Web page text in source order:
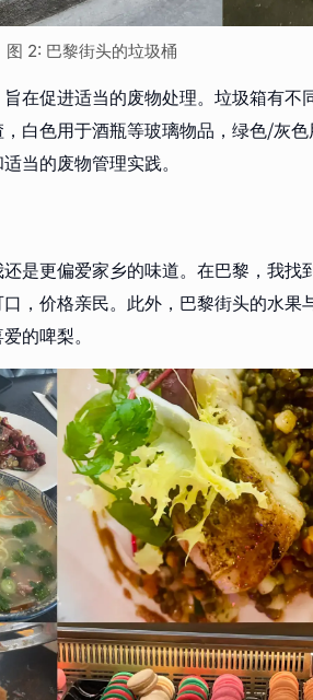
图 2: 巴黎街头的垃圾桶
在促进适当的废物处理。垃圾箱有不
白色用于酒瓶等玻璃物品，绿色/灰
当的废物管理实践。
是更偏爱家乡的味道。在巴黎，我找
，价格亲民。此外，巴黎街头的水果
的啤梨。